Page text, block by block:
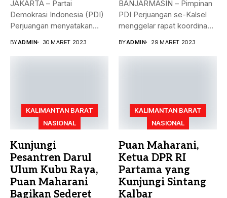
JAKARTA – Partai
Demokrasi Indonesia (PDI)
Perjuangan menyatakan
BYADMIN 30 MARET 2023
BANJARMASIN – Pimpinan
PDI Perjuangan se-Kalsel
menggelar rapat koordinasi
BYADMIN 29 MARET 2023
KALIMANTAN BARAT
NASIONAL
Kunjungi
Pesantren Darul
Ulum Kubu Raya,
Puan Maharani
Bagikan Sederet
KALIMANTAN BARAT
NASIONAL
Puan Maharani,
Ketua DPR RI
Partama yang
Kunjungi Sintang
Kalbar